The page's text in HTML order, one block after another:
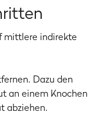
mittlere indirekte
Dazu den
an einem Knochen
abziehen.